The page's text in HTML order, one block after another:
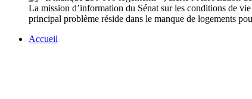
La mission d’information du Sénat sur les conditions de
principal problème réside dans le manque de logements
Accueil